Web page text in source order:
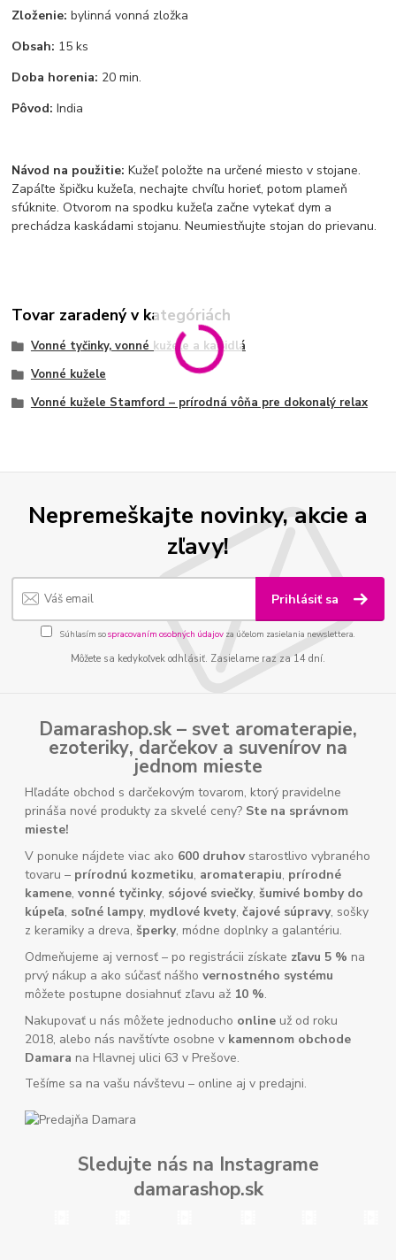
Zloženie: bylinná vonná zložka
Obsah: 15 ks
Doba horenia: 20 min.
Pôvod: India
Návod na použitie:Kužeľ položte na určené miesto v stojane.
Zapáľte špičku kužeľa, nechajte chvíľu horieť, potom plameň
sfúknite. Otvorom na spodku kužeľa začne vytekať dym a
prechádza kaskádami stojanu. Neumiestňujte stojan do prievanu.
Tovar zaradený v kategóriách
Vonné tyčinky, vonné kužele a kadidlá
Vonné kužele
Vonné kužele Stamford – prírodná vôňa pre dokonalý relax
Nepremeškajte novinky, akcie a
zľavy!
Prihlásiť sa
Súhlasím sospracovaním osobných údajov za účelom zasielania newslettera.
Môžete sa kedykoľvek odhlásiť. Zasielame raz za 14 dní.
Damarashop.sk – svet aromaterapie,
ezoteriky, darčekov a suvenírov na
jednom mieste
Hľadáte obchod s darčekovým tovarom, ktorý pravidelne
prináša nové produkty za skvelé ceny? Ste na správnom
mieste!
V ponuke nájdete viac ako 600 druhovstarostlivo vybraného
tovaru – prírodnú kozmetiku, aromaterapiu, prírodné
kamene,vonné tyčinky, sójové sviečky,šumivé bomby do
kúpeľa, soľné lampy, mydlové kvety,čajové súpravy, sošky
z keramiky a dreva,šperky, módne doplnky a galantériu.
Odmeňujeme aj vernosť – po registrácii získate zľavu 5 % na
prvý nákup a ako súčasť nášhovernostného systému
môžete postupne dosiahnuť zľavu až 10 %.
Nakupovať u nás môžete jednoducho online už od roku
2018, alebo nás navštívte osobne v kamennom obchode
Damara na Hlavnej ulici 63 v Prešove.
Tešíme sa na vašu návštevu – online aj v predajni.
Sledujte nás na Instagrame
damarashop.sk